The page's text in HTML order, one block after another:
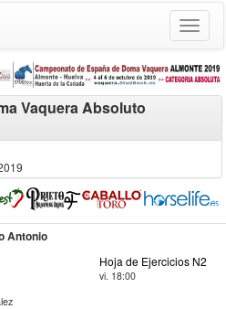
Toggle
Vaquera Absoluto
Antonio
Hoja de Ejercicios N2
vi. 18:00